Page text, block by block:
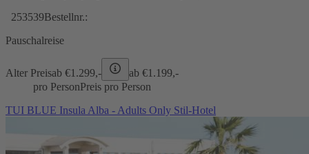
253539Bestellnr.:
Pauschalreise
Alter Preisab €1.299,- ab €1.199,-
pro PersonPreis pro Person
TUI BLUE Insula Alba - Adults Only Stil-Hotel